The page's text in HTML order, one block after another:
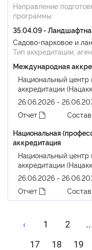
Направление
программы
35.04.09 -
Садово-парковое и
Тип аккредитации,
Международная
Национальный
аккредитации
26.06.2026 -
Отчет
Национальная
аккредитация
Национальный
аккредитации
26.06.2026 -
Отчет
‹ 1 2
17
18 19